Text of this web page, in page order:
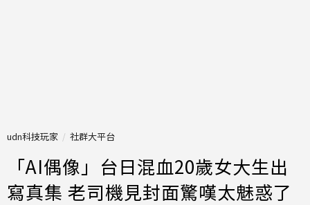
udn科技玩家 社群大平台
「AI偶像」台日混血20歲女大生出
寫真集 老司機見封面驚嘆太魅惑了